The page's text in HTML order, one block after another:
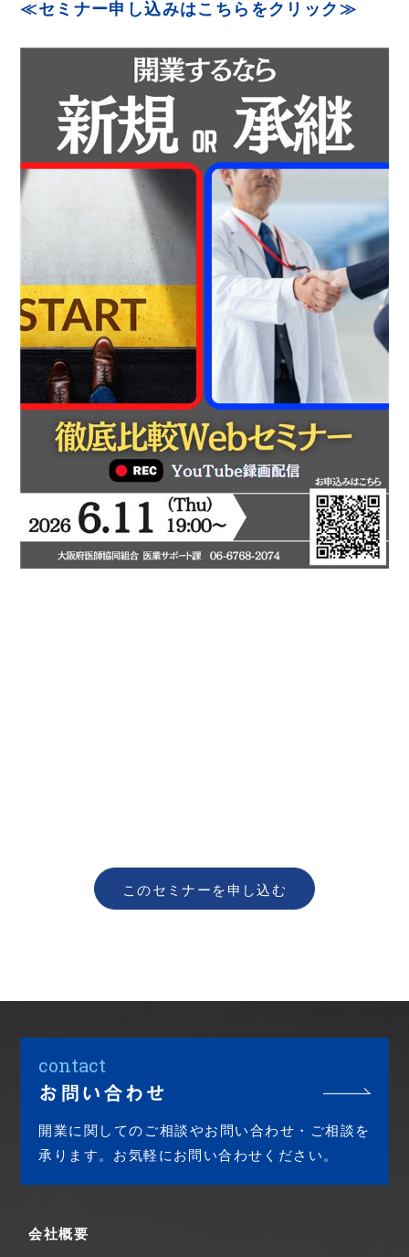
≪セミナー申し込みはこちらをクリック≫
このセミナーを申し込む
contact
お問い合わせ
開業に関してのご相談やお問い合わせ・ご相談を
承ります。お気軽にお問い合わせください。
会社概要